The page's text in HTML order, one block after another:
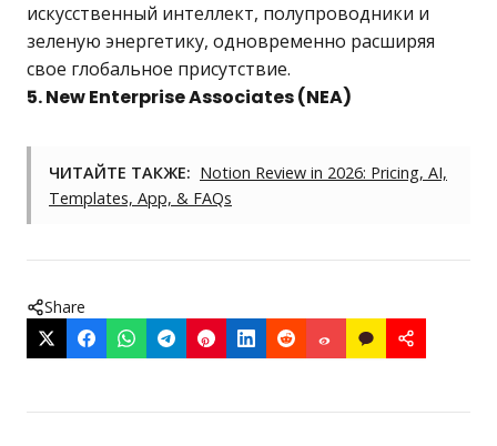
искусственный интеллект, полупроводники и
зеленую энергетику, одновременно расширяя
свое глобальное присутствие.
5. New Enterprise Associates (NEA)
ЧИТАЙТЕ ТАКЖЕ: Notion Review in 2026: Pricing, AI,
Templates, App, & FAQs
Share